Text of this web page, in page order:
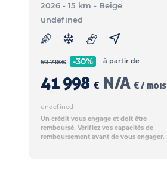
2026 - 15 km - Beige
undefined
59 718€ -30%
41 998 €
à partir de
N/A € / mois
undefined
Un crédit vous engage et doit être
remboursé. Vérifiez vos capacités de
remboursement avant de vous engager.